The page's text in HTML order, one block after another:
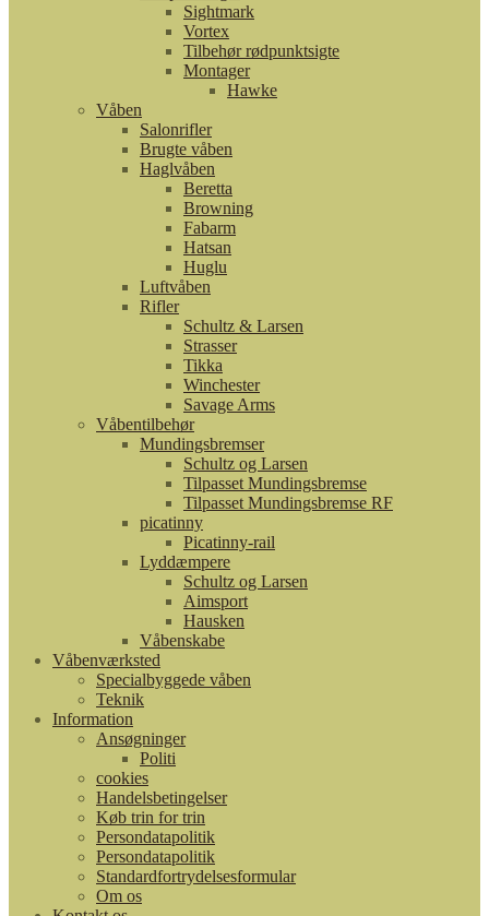
Sightmark
Vortex
Tilbehør rødpunktsigte
Montager
Hawke
Våben
Salonrifler
Brugte våben
Haglvåben
Beretta
Browning
Fabarm
Hatsan
Huglu
Luftvåben
Rifler
Schultz & Larsen
Strasser
Tikka
Winchester
Savage Arms
Våbentilbehør
Mundingsbremser
Schultz og Larsen
Tilpasset Mundingsbremse
Tilpasset Mundingsbremse RF
picatinny
Picatinny-rail
Lyddæmpere
Schultz og Larsen
Aimsport
Hausken
Våbenskabe
Våbenværksted
Specialbyggede våben
Teknik
Information
Ansøgninger
Politi
cookies
Handelsbetingelser
Køb trin for trin
Persondatapolitik
Persondatapolitik
Standardfortrydelsesformular
Om os